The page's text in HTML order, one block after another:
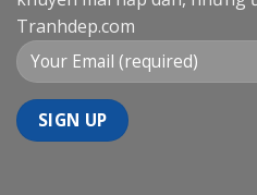
Tranhdep.com